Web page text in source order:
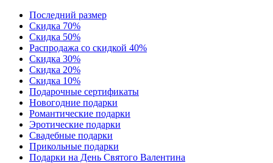
Последний размер
Скидка 70%
Скидка 50%
Распродажа со скидкой 40%
Скидка 30%
Скидка 20%
Скидка 10%
Подарочные сертификаты
Новогодние подарки
Романтические подарки
Эротические подарки
Свадебные подарки
Прикольные подарки
Подарки на День Святого Валентина